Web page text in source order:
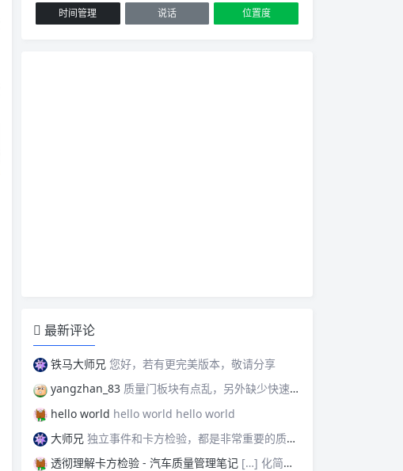
时间管理
说话 位置度
最新评论
铁马大师兄 您好，若有更完美版本，敬请分享
yangzhan_83 质量门板块有点乱，另外缺少快速反应板块。
hello world hello world hello world
大师兄 独立事件和卡方检验，都是非常重要的质量管理概念，挺难理解的。
透彻理解卡方检验 - 汽车质量管理笔记 […] 化简后的式子是我们在卡方检验中需要用到的式子，所以请大家牢记！对于上述式子有疑惑的读者可以学习基础的概率论，也可以参考我之前写的一篇关于独立的文章（《【直观数学】如何理解两事件间的独立关系》）。如果没有问题的话，我们可以进入到卡方检验原理与步骤的主体介绍部分！ […]